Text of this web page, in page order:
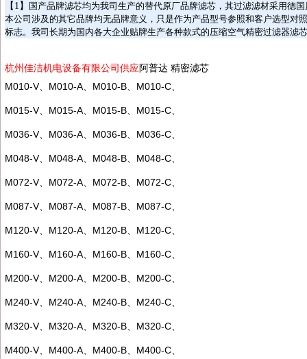
【 1 】
国产品牌滤芯均为我司生产的替代原厂品牌滤芯，其过滤滤材采用德
本公司涉及的其它品牌均无品牌意义，只是作为产品型号参照和客户选型对
标志。我司长期为国内各大企业贴牌生产各种款式的压缩空气精密过滤器滤
杭州佳洁机电设备有限公司供应阿普达 精密滤芯
M010-V、 M010-A M010-B M010-C
M015-V、 M015-A M015-B M015-C
M036-V、 M036-A M036-B M036-C
M048-V、 M048-A M048-B M048-C
M072-V、 M072-A M072-B M072-C
M087-V、 M087-A M087-B M087-C
M120-V、 M120-A M120-B M120-C
M160-V、 M160-A M160-B M160-C
M200-V、 M200-A M200-B M200-C
M240-V、 M240-A M240-B M240-C
M320-V、 M320-A M320-B M320-C
M400-V、 M400-A M400-B M400-C